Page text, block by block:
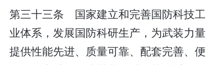
第三十三条 国家建立和完善国防科技工
业体系，发展国防科研生产，为武装力量
提供性能先进、质量可靠、配套完善、便